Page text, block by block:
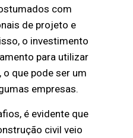
com
de projeto e
o investimento
para utilizar
o que pode ser um
empresas.
é evidente que
civil veio